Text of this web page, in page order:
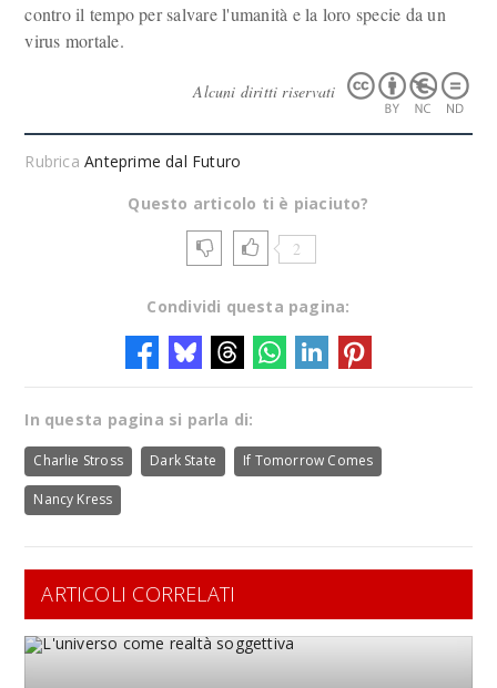
contro il tempo per salvare l'umanità e la loro specie da un
virus mortale.
Alcuni diritti riservati
RubricaAnteprime dal Futuro
Questo articolo ti è piaciuto?
2
Condividi questa pagina:
In questa pagina si parla di:
Charlie Stross Dark State If Tomorrow Comes
Nancy Kress
ARTICOLI CORRELATI